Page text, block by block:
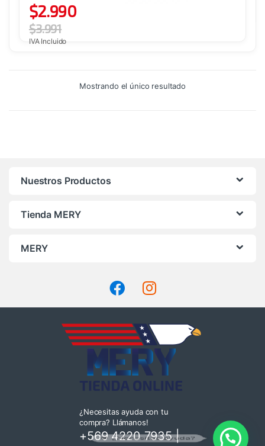
$2.990
$3.991
IVA Incluido
Mostrando el único resultado
Nuestros Productos
Tienda MERY
MERY
¿Necesitas ayuda con tu
compra? Llámanos!
+569 4220 7935|
💬 ¿Necesitas ayuda?